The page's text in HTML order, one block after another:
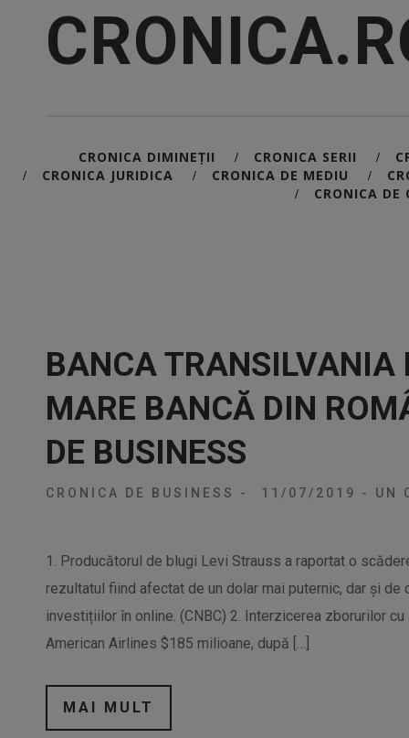
CRONICA DIMINEȚII / CRONICA SERII /
/ CRONICA JURIDICA / CRONICA DE MEDIU /
/ CRONICA DE
BANCA TRANSILVANIA
MARE BANCĂ DIN
DE BUSINESS
CRONICA DE BUSINESS - 11/07/2019 - UN
1. Producătorul de blugi Levi Strauss a raportat o
rezultatul fiind afectat de un dolar mai puternic, dar și
investițiilor în online. (CNBC) 2. Interzicerea zborurilor
American Airlines $185 milioane, după […]
MAI MULT